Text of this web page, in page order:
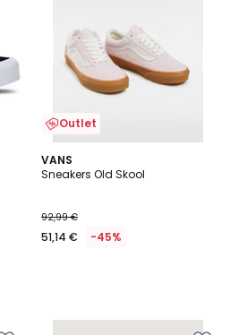
Outlet
VANS
Sneakers Old Skool
92,99 €
51,14 € -45%